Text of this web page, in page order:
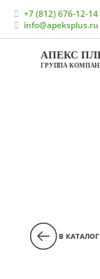
+7 (812) 676-12-14
info@apeksplus.ru
АПЕКС
ГРУППА
В КАТАЛОГ